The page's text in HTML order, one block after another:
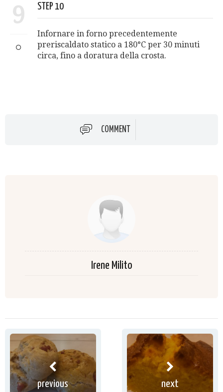
9 STEP 10
Infornare in forno precedentemente
preriscaldato statico a 180°C per 30 minuti
circa, fino a doratura della crosta.
COMMENT
Irene Milito
previous next